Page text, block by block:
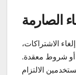
الصارمة
الاشتراكات،
أو شروط معقدة.
الالتزام